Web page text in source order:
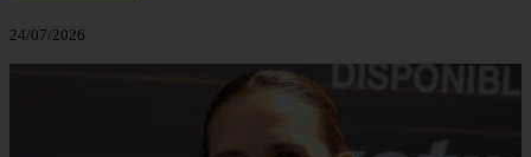
24/07/2026